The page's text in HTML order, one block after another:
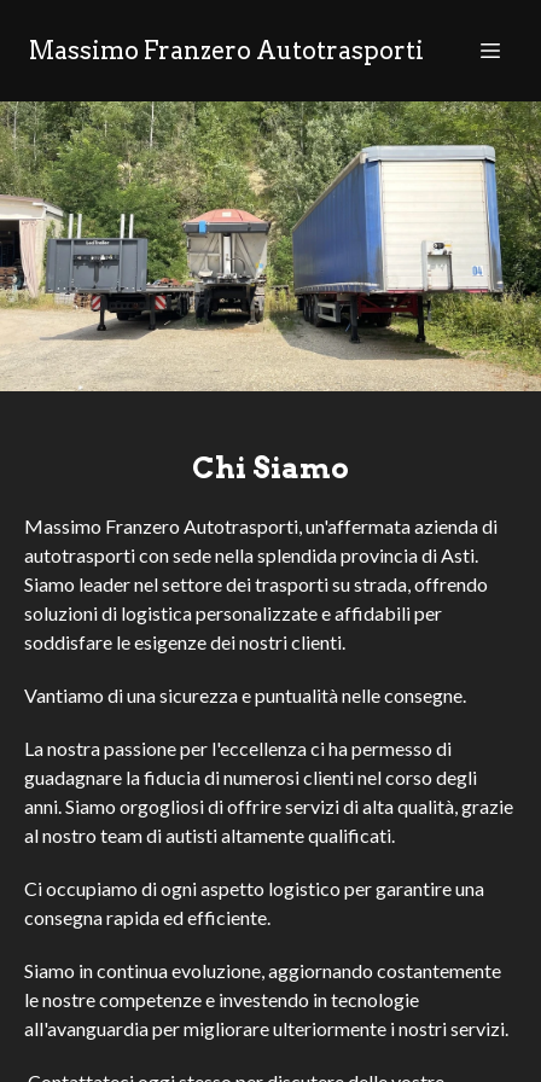
Massimo Franzero Autotrasporti
Chi Siamo
Massimo Franzero Autotrasporti, un'affermata azienda di
autotrasporti con sede nella splendida provincia di Asti.
Siamo leader nel settore dei trasporti su strada, offrendo
soluzioni di logistica personalizzate e affidabili per
soddisfare le esigenze dei nostri clienti.
Vantiamo di una sicurezza e puntualità nelle consegne.
La nostra passione per l'eccellenza ci ha permesso di
guadagnare la fiducia di numerosi clienti nel corso degli
anni. Siamo orgogliosi di offrire servizi di alta qualità, grazie
al nostro team di autisti altamente qualificati.
Ci occupiamo di ogni aspetto logistico per garantire una
consegna rapida ed efficiente.
Siamo in continua evoluzione, aggiornando costantemente
le nostre competenze e investendo in tecnologie
all'avanguardia per migliorare ulteriormente i nostri servizi.